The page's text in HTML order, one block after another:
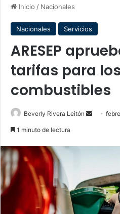
Inicio / Nacionales
Nacionales Servicios
ARESEP
tarifas para los
combustibles
Beverly Rivera Leitón
Send
1 minuto de lectura